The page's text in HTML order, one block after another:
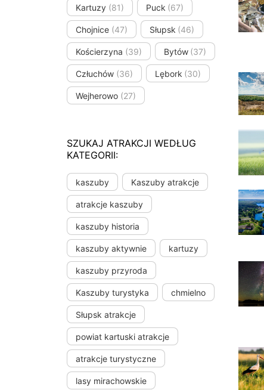
Kartuzy (81) Puck (67)
Chojnice (47) Słupsk (46)
Kościerzyna (39) Bytów (37)
Człuchów (36) Lębork (30)
Wejherowo (27)
SZUKAJ ATRAKCJI WEDŁUG
KATEGORII:
kaszuby Kaszuby atrakcje
atrakcje kaszuby
kaszuby historia
kaszuby aktywnie kartuzy
kaszuby przyroda
Kaszuby turystyka chmielno
Słupsk atrakcje
powiat kartuski atrakcje
atrakcje turystyczne
lasy mirachowskie